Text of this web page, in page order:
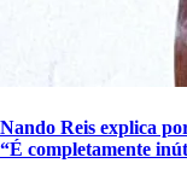
Nando Reis explica
“É completamente